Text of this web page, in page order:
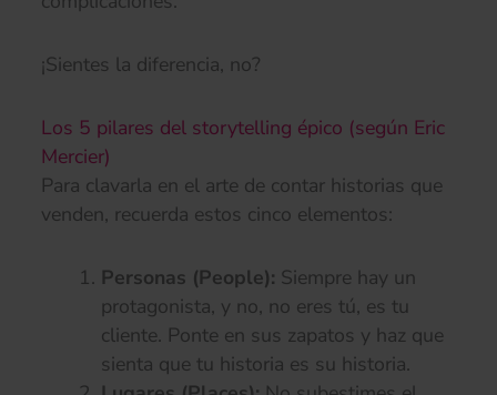
¡Sientes la diferencia, no?
Los 5 pilares del storytelling épico (según Eric
Mercier)
Para clavarla en el arte de contar historias que
venden, recuerda estos cinco elementos:
Personas (People): Siempre hay un
protagonista, y no, no eres tú, es tu
cliente. Ponte en sus zapatos y haz que
sienta que tu historia es su historia.